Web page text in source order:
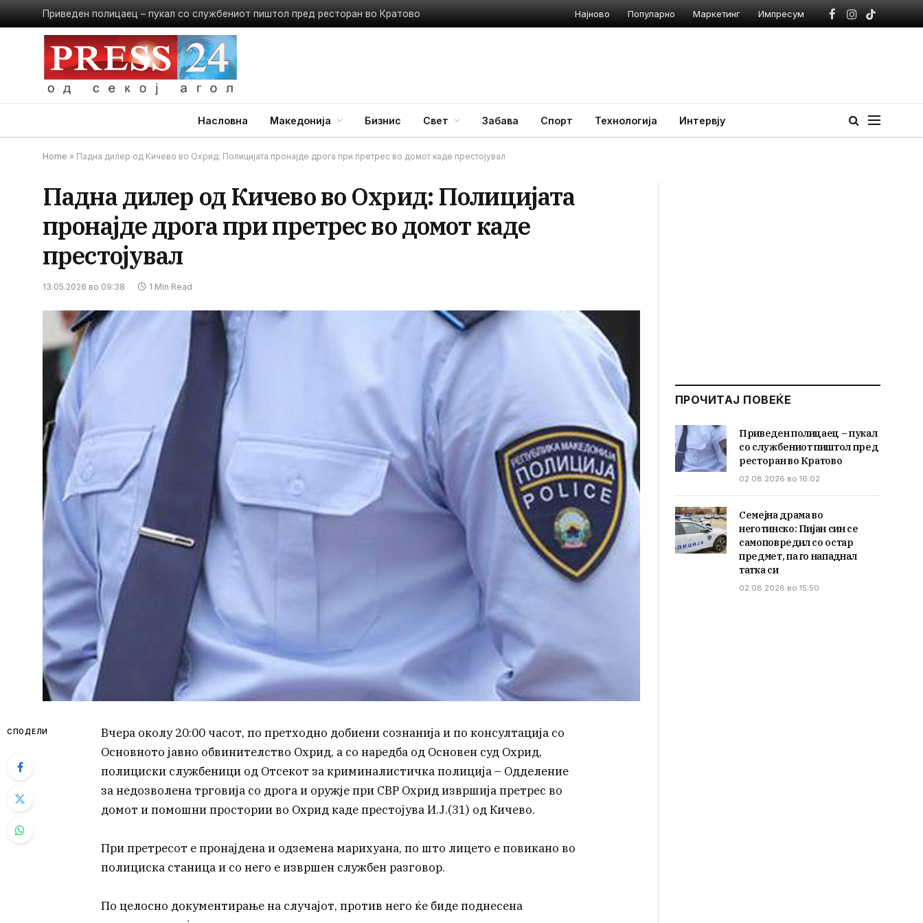
Приведен полицаец – пукал со службениот пиштол пред ресторан во Кратово Најново Популарно Маркетинг Импресум
Facebook
Instagram
TikTok
Насловна Македонија Бизнис Свет Забава Спорт Технологија Интервју
Home » Падна дилер од Кичево во Охрид: Полицијата пронајде дрога при претрес во домот каде престојувал
Падна дилер од Кичево во Охрид: Полицијата
пронајде дрога при претрес во домот каде
престојувал
13.05.2026 во 09:38 1 Min Read
СПОДЕЛИ
Вчера околу 20:00 часот, по претходно добиени сознанија и по консултација со
Основното јавно обвинителство Охрид, а со наредба од Основен суд Охрид,
полициски службеници од Отсекот за криминалистичка полиција – Одделение
за недозволена трговија со дрога и оружје при СВР Охрид извршија претрес во
домот и помошни простории во Охрид каде престојува И.Ј.(31) од Кичево.
При претресот е пронајдена и одземена марихуана, по што лицето е повикано во
полициска станица и со него е извршен службен разговор.
По целосно документирање на случајот, против него ќе биде поднесена
ПРОЧИТАЈ ПОВЕЌЕ
Приведен полицаец – пукал
со службениот пиштол пред
ресторан во Кратово
02.08.2026 во 16:02
Семејна драма во
неготинско: Пијан син се
самоповредил со остар
предмет, па го нападнал
татка си
02.08.2026 во 15:50